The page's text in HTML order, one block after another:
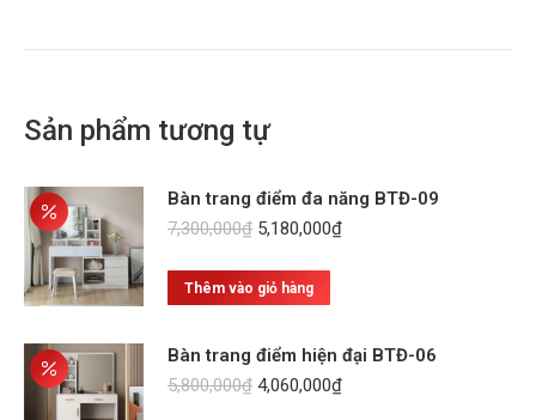
Sản phẩm tương tự
Bàn trang điểm đa năng BTĐ-09
7,300,000₫ Giá
là:
7,300,000₫.
5,180,000₫Giá
Thêm vào giỏ hàng
Bàn trang điểm hiện đại BTĐ-06
5,800,000₫ Giá
4,060,000₫Giá